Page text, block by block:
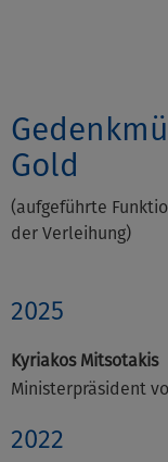
Gold
(aufgeführte
der Verleihung)
2025
Kyriakos Mitsotakis
Ministerpräsident
2022